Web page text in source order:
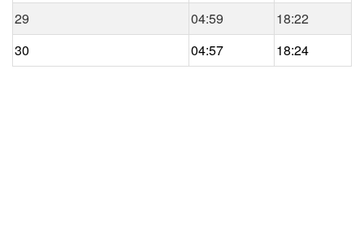
29
04:59
18:22
30
04:57 18:24